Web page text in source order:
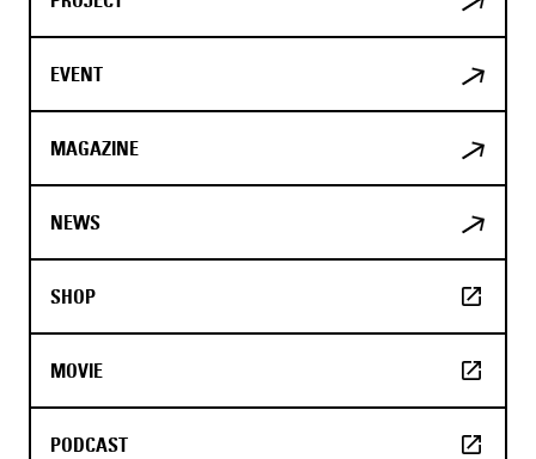
EVENT
MAGAZINE
NEWS
SHOP
MOVIE
PODCAST